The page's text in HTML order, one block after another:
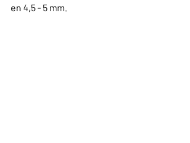
en 4,5 - 5 mm.